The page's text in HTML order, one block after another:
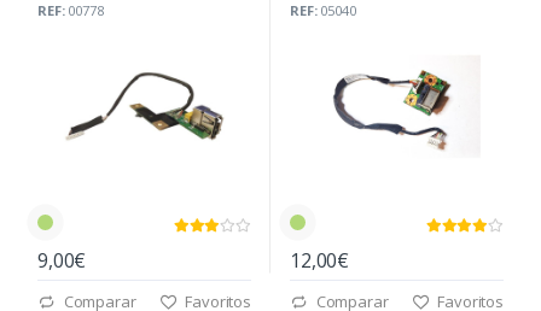
REF:00778
9,00€
Comparar Favoritos
REF:05040
12,00€
Comparar Favoritos